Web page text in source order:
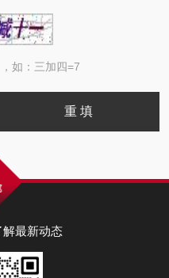
如：三加四=7
最新动态